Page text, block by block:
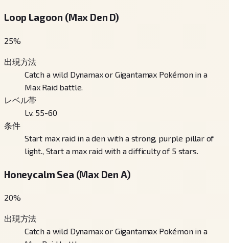
Loop Lagoon (Max Den D)
25%
出現方法
Catch a wild Dynamax or Gigantamax Pokémon in a
Max Raid battle.
レベル帯
Lv. 55-60
条件
Start max raid in a den with a strong, purple pillar of
light., Start a max raid with a difficulty of 5 stars.
Honeycalm Sea (Max Den A)
20%
出現方法
Catch a wild Dynamax or Gigantamax Pokémon in a